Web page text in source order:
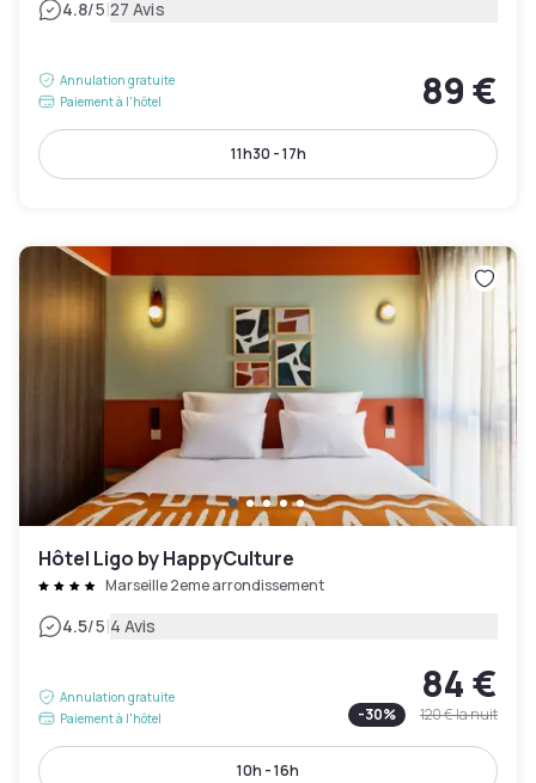
4.8/5|27 Avis
Annulation gratuite
Paiement à l'hôtel
89 €
11h30 - 17h
Hôtel Ligo by HappyCulture
Marseille 2eme arrondissement
4.5/5|4 Avis
Annulation gratuite
Paiement à l'hôtel
84 €
-30% 120 €la nuit
10h - 16h